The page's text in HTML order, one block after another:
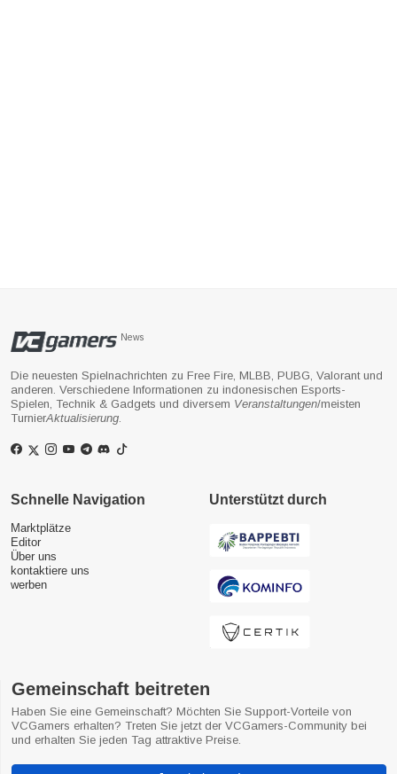
News
Die neuesten Spielnachrichten zu Free Fire, MLBB, PUBG, Valorant und
anderen. Verschiedene Informationen zu indonesischen Esports-
Spielen, Technik & Gadgets und diversem Veranstaltungen/meisten
TurnierAktualisierung.
Schnelle Navigation
Marktplätze
Editor
Über uns
kontaktiere uns
werben
Unterstützt durch
Gemeinschaft beitreten
Haben Sie eine Gemeinschaft? Möchten Sie Support-Vorteile von
VCGamers erhalten? Treten Sie jetzt der VCGamers-Community bei
und erhalten Sie jeden Tag attraktive Preise.